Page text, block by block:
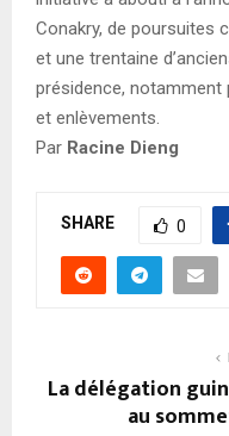
Conakry, de poursuites
et une trentaine
présidence,
et enlèvements.
Par Racine Dieng
SHARE 0
La délégation
au